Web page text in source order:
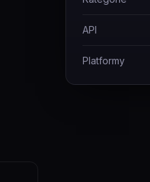
API
Platformy